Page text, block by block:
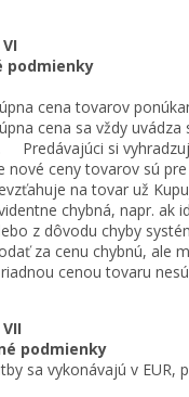
podmienky
cena tovarov
cena sa vždy
Predávajúci si
nové ceny tovarov sú
na tovar už
chybná, napr. ak
z dôvodu chyby
za cenu chybnú, ale
cenou tovaru
podmienky
sa vykonávajú v EUR,